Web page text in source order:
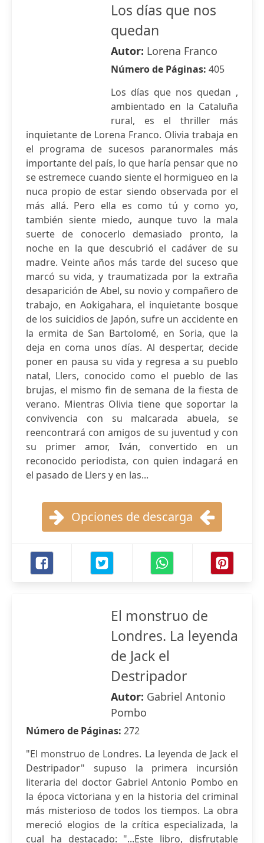
Los días que nos
quedan
Autor: Lorena Franco
Número de Páginas: 405
Los días que nos quedan ,
ambientado en la Cataluña
rural, es el thriller más
inquietante de Lorena Franco. Olivia trabaja en
el programa de sucesos paranormales más
importante del país, lo que haría pensar que no
se estremece cuando siente el hormigueo en la
nuca propio de estar siendo observada por el
más allá. Pero ella es como tú y como yo,
también siente miedo, aunque tuvo la mala
suerte de conocerlo demasiado pronto, la
noche en la que descubrió el cadáver de su
madre. Veinte años más tarde del suceso que
marcó su vida, y traumatizada por la extraña
desaparición de Abel, su novio y compañero de
trabajo, en Aokigahara, el inquietante bosque
de los suicidios de Japón, sufre un accidente en
la ermita de San Bartolomé, en Soria, que la
deja en coma unos días. Al despertar, decide
poner en pausa su vida y regresa a su pueblo
natal, Llers, conocido como el pueblo de las
brujas, el mismo fin de semana de la fiesta de
verano. Mientras Olivia tiene que soportar la
convivencia con su malcarada abuela, se
reencontrará con amigos de su juventud y con
su primer amor, Iván, convertido en un
reconocido periodista, con quien indagará en
el pasado de Llers y en las...
Opciones de descarga
El monstruo de
Londres. La leyenda
de Jack el
Destripador
Autor: Gabriel Antonio
Pombo
Número de Páginas: 272
"El monstruo de Londres. La leyenda de Jack el
Destripador" supuso la primera incursión
literaria del doctor Gabriel Antonio Pombo en
la época victoriana y en la historia del criminal
más misterioso de todos los tiempos. La obra
mereció elogios de la crítica especializada, la
cual ha destacado: "...Este libro, disfrutable